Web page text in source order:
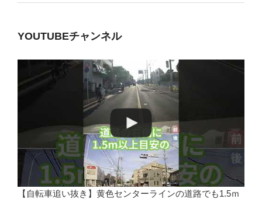
YOUTUBEチャンネル
【自転車追い抜き】黄色センターラインの道路でも1.5ｍ